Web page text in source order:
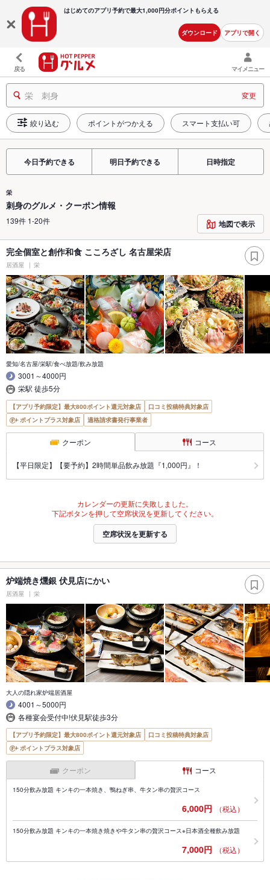
はじめてのアプリ予約で最大1,000円分ポイントもらえる
ダウンロード アプリで開く
戻る マイメニュー
栄 刺身 変更
絞り込む ポイントがつかえる スマート支払い可
今日予約できる 明日予約できる 日時指定
栄
刺身のグルメ・クーポン情報
139件 1-20件 地図で表示
完全個室と創作和食 こころざし 名古屋栄店
居酒屋 栄
愛知/名古屋/栄駅/食べ放題/飲み放題
3001～4000円
栄駅 徒歩5分
【アプリ予約限定】最大800ポイント還元対象店
口コミ投稿特典対象店
ポイントプラス対象店
適格請求書発行事業者
クーポン コース
【平日限定】【要予約】2時間単品飲み放題『1,000円』！
カレンダーの更新に失敗しました。
下記ボタンを押して空席状況を更新してください。
空席状況を更新する
炉端焼き燻銀 伏見店にかい
居酒屋 栄
大人の隠れ家炉端居酒屋
4001～5000円
各種宴会受付中!伏見駅徒歩3分
【アプリ予約限定】最大800ポイント還元対象店
口コミ投稿特典対象店
ポイントプラス対象店
クーポン コース
150分飲み放題 キンキの一本焼き、鴨ねぎ串、牛タン串の贅沢コース
6,000円 （税込）
150分飲み放題 キンキの一本焼き焼きや牛タン串の贅沢コース※日本酒全種飲み放題
7,000円 （税込）